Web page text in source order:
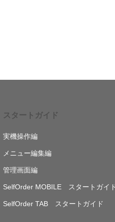
スタートガイド
実機操作編
メニュー編集編
管理画面編
SelfOrder MOBILE スタートガイ
SelfOrder TAB スタートガイド